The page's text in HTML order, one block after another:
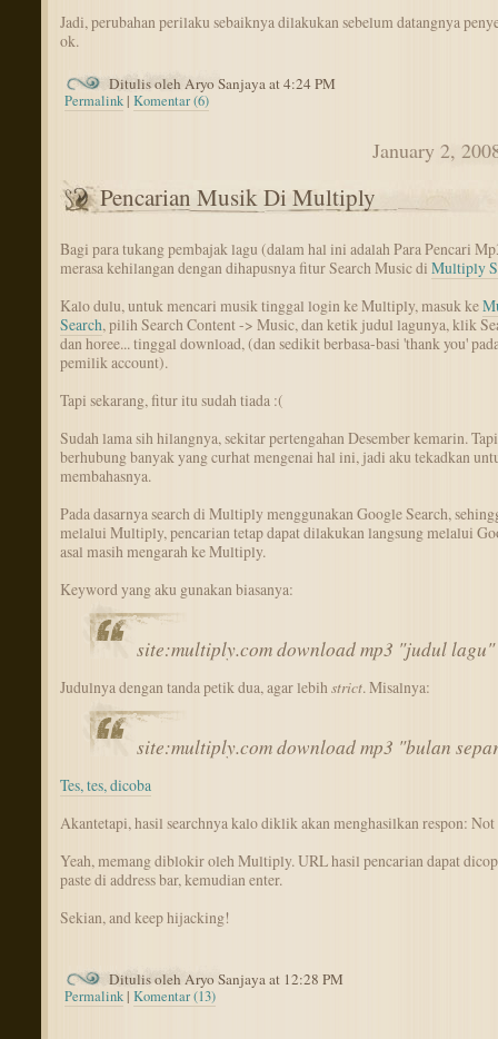
Jadi, perubahan perilaku sebaiknya dilakukan sebelum datangnya
ok.
Ditulis oleh Aryo Sanjaya at 4:24 PM
Permalink |Komentar (6)
January 2,
Pencarian Musik Di Multiply
Bagi para tukang pembajak lagu (dalam hal ini adalah Para Pencari
merasa kehilangan dengan dihapusnya fitur Search Music di Multiply
Kalo dulu, untuk mencari musik tinggal login ke Multiply, masuk ke
Search, pilih Search Content -> Music, dan ketik judul lagunya, klik
dan horee... tinggal download, (dan sedikit berbasa-basi 'thank you'
pemilik account).
Tapi sekarang, fitur itu sudah tiada :(
Sudah lama sih hilangnya, sekitar pertengahan Desember kemarin. Tapi
berhubung banyak yang curhat mengenai hal ini, jadi aku tekadkan
membahasnya.
Pada dasarnya search di Multiply menggunakan Google Search,
melalui Multiply, pencarian tetap dapat dilakukan langsung melalui
asal masih mengarah ke Multiply.
Keyword yang aku gunakan biasanya:
site:multiply.com download mp3 "judul lagu"
Judulnya dengan tanda petik dua, agar lebihstrict. Misalnya:
site:multiply.com download mp3 "bulan
Tes, tes, dicoba
Akantetapi, hasil searchnya kalo diklik akan menghasilkan respon:
Yeah, memang diblokir oleh Multiply. URL hasil pencarian dapat
paste di address bar, kemudian enter.
Sekian, and keep hijacking!
Ditulis oleh Aryo Sanjaya at 12:28 PM
Permalink |Komentar (13)